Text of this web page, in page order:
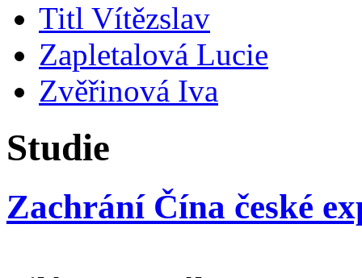
Titl Vítězslav
Zapletalová Lucie
Zvěřinová Iva
Studie
Zachrání Čína české